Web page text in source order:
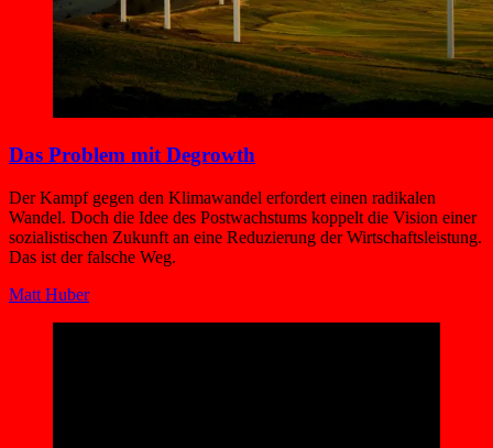
Das Problem mit Degrowth
Der Kampf gegen den Klimawandel erfordert einen radikalen
Wandel. Doch die Idee des Postwachstums koppelt die Vision einer
sozialistischen Zukunft an eine Reduzierung der Wirtschaftsleistung.
Das ist der falsche Weg.
Matt Huber